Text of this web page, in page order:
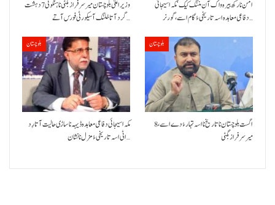
وزیراعلیٰ بلوچستان میر سرفراز بگٹی نا ہنگو ٹی 7 دہشت
گرد آتا خلنگ آ سیکورٹی فورس آتے…
امن نا رکھ بیرہ واک آن مننگ کیک‘ مکہ اسیجائی
دفاعی معاہدہ اسہ تاریخی ءُ گام اسے،گورنر…
بلوچستان
مکہ اسیجائی دفاعی معاہدہ ڈیہہ نا ساڑی حالیت آتا رِد
اٹی اسہ تاریخی ءُ مزل نا نشان…
بلوچستان
8 اگست بلوچستان نا تاریخ نا اسہ تہار ءُ دے اسے،
میرسرفراز بگٹی